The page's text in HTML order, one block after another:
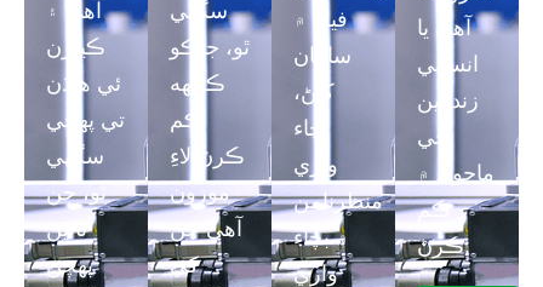
آهي ۽
ڪيترن
ئي هنڌن
تي پهچي
سگهي
ٿو، جن
تائين
پهچڻ
سگهي
ٿو، جيڪو
ڪجهه
ڪم
ڪرڻ لاءِ
موزون
آهي جن
کي
فيلڊ ۾
سامان
کڻڻ،
بچاء
واري
منظرنامن
۾ بچاء
واري
آهي يا
انساني
زندگين
جي
ماحول ۾
ڪم
ڪرڻ.